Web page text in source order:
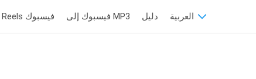
تنزيل مقاطع Reels فيسبوك فيسبوك إلى MP3 دليل